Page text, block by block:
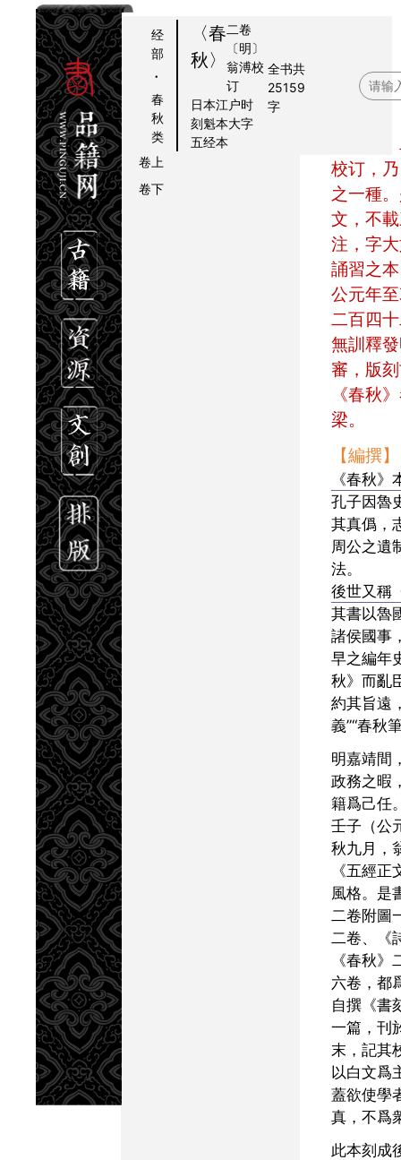
经
部
·
春
秋
类
〈春
秋〉
二卷
〔明〕
翁溥校
订
日本江户时
刻魁本大字
五经本
全书共
25159
字
提要
春秋胡氏傳序
春秋目錄
卷上
卷下
校订，
之一種
文，不
注，字
誦習之
公元年
二百四
無訓釋
審，版
《春秋
梁。
【編撰】
《春秋
孔子因魯
其真僞，
周公之遺
法。
後世又稱
其書以魯
諸侯國事
早之編年
秋》而亂
約其旨遠
義”“春秋
明嘉靖間，翁溥官江西，
政務之暇
籍爲己任
壬子（公
秋九月，
《五經
風格。是
二卷附圖
二卷、《
《春秋
六卷，都
自撰《書
一篇，刊
末，記其
以白文爲
蓋欲使學
真，不爲
此本刻成後，流傳未廣。